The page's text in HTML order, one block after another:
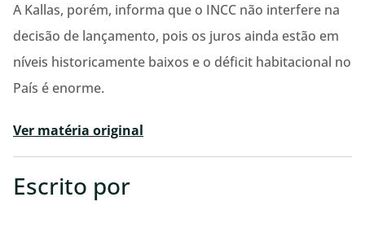
A Kallas, porém, informa que o INCC não interfere na
decisão de lançamento, pois os juros ainda estão em
níveis historicamente baixos e o déficit habitacional no
País é enorme.
Ver matéria original
Escrito por